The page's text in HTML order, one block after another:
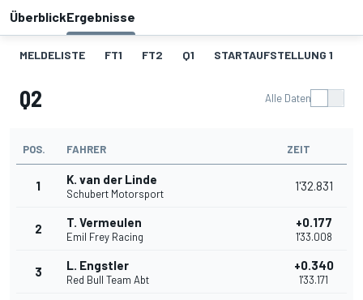
ÜberblickErgebnisse
MELDELISTE FT1 FT2 Q1 STARTAUFSTELLUNG 1
Q2 Alle Daten
POS. FAHRER ZEIT
1 K. van der Linde
Schubert Motorsport
1'32.831
2 T. Vermeulen
Emil Frey Racing
+0.177
1'33.008
3 L. Engstler
Red Bull Team Abt
+0.340
1'33.171